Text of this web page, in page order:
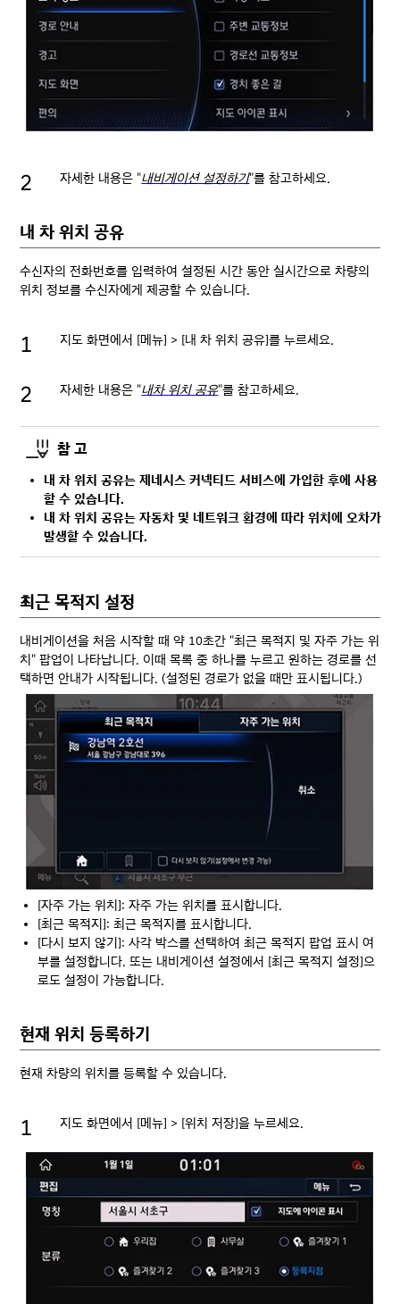
자세한 내용은 "내비게이션 설정하기"를 참고하세요.
내 차 위치 공유
수신자의 전화번호를 입력하여 설정된 시간 동안 실시간으로 차량의
위치 정보를 수신자에게 제공할 수 있습니다.
지도 화면에서 [메뉴] > [내 차 위치 공유]를 누르세요.
자세한 내용은 "내차 위치 공유"를 참고하세요.
참 고
내 차 위치 공유는 제네시스 커넥티드 서비스에 가입한 후에 사용
할 수 있습니다.
내 차 위치 공유는 자동차 및 네트워크 환경에 따라 위치에 오차가
발생할 수 있습니다.
최근 목적지 설정
내비게이션을 처음 시작할 때 약 10초간 "최근 목적지 및 자주 가는 위
치" 팝업이 나타납니다. 이때 목록 중 하나를 누르고 원하는 경로를 선
택하면 안내가 시작됩니다. (설정된 경로가 없을 때만 표시됩니다.)
[자주 가는 위치]: 자주 가는 위치를 표시합니다.
[최근 목적지]: 최근 목적지를 표시합니다.
[다시 보지 않기]: 사각 박스를 선택하여 최근 목적지 팝업 표시 여
부를 설정합니다. 또는 내비게이션 설정에서 [최근 목적지 설정]으
로도 설정이 가능합니다.
현재 위치 등록하기
현재 차량의 위치를 등록할 수 있습니다.
지도 화면에서 [메뉴] > [위치 저장]을 누르세요.